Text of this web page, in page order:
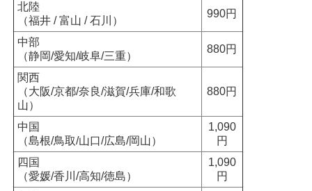
北陸
（福井 / 富山 / 石川）
990円
中部
（静岡/愛知/岐阜/三重）
880円
関西
（大阪/京都/奈良/滋賀/兵庫/和歌
山）
880円
中国
（島根/鳥取/山口/広島/岡山）
1,090
円
四国
（愛媛/香川/高知/徳島）
1,090
円